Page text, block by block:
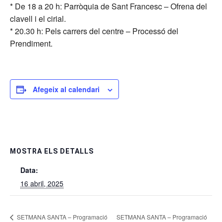
* De 18 a 20 h: Parròquia de Sant Francesc – Ofrena del
clavell i el cirial.
* 20.30 h: Pels carrers del centre – Processó del
Prendiment.
Afegeix al calendari
MOSTRA ELS DETALLS
Data:
16 abril, 2025
SETMANA SANTA – Programació
SETMANA SANTA – Programació